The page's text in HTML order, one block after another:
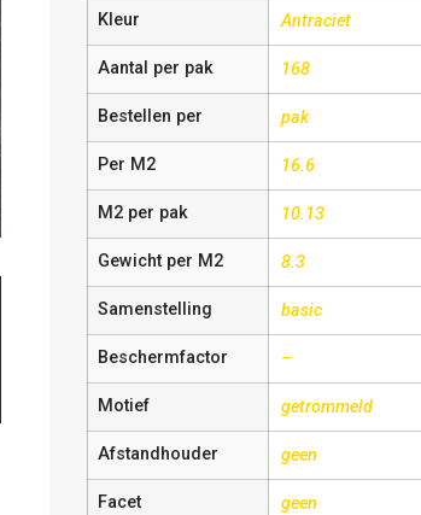
Kleur Antraciet
Aantal per pak 168
Bestellen per pak
Per M2 16.6
M2 per pak 10.13
Gewicht per M2 8.3
Samenstelling basic
Beschermfactor –
Motief getrommeld
Afstandhouder geen
Facet geen